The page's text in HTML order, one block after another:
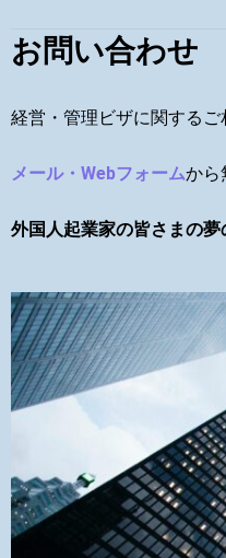
お問い合わせ
経営・管理ビザに関するご
メール・Webフォームから
外国人起業家の皆さまの夢